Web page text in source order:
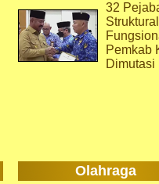
32
Pemkab
Dimutasi
Olahraga